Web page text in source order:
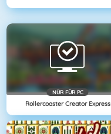
NÜR FÜR PC
Rollercoaster Creator Express